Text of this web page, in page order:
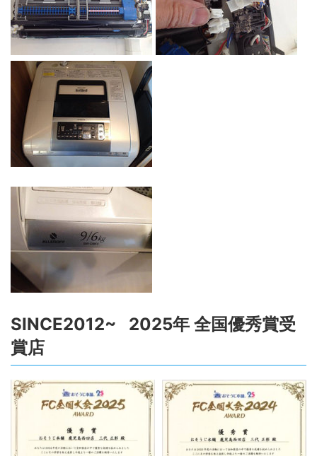
SINCE2012~ 2025年 全国優秀賞受
賞店